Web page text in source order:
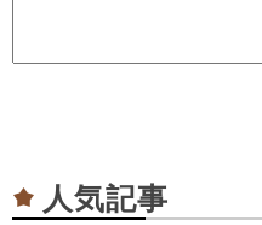
人気記事